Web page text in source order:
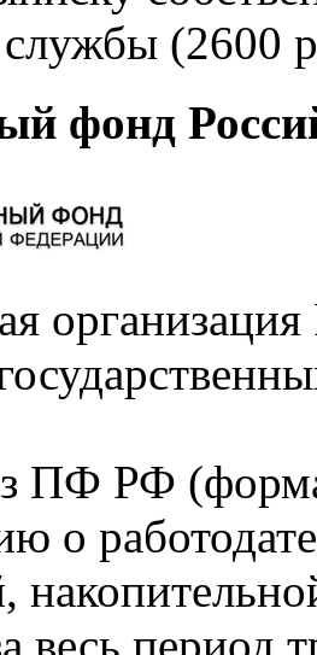
(2600
фонд
ПФ РФ
о
весь период